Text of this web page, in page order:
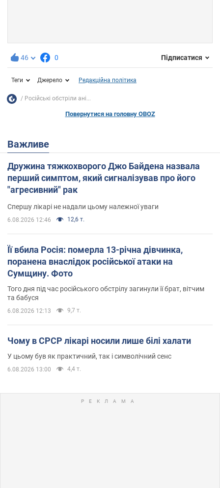
46 0 Підписатися
Теги Джерело Редакційна політика
Російські обстріли ані...
Повернутися на головну OBOZ
Важливе
Дружина тяжкохворого Джо Байдена назвала
перший симптом, який сигналізував про його
"агресивний" рак
Спершу лікарі не надали цьому належної уваги
6.08.2026 12:46 12,6 т.
Її вбила Росія: померла 13-річна дівчинка,
поранена внаслідок російської атаки на
Сумщину. Фото
Того дня під час російського обстрілу загинули її брат, вітчим
та бабуся
6.08.2026 12:13 9,7 т.
Чому в СРСР лікарі носили лише білі халати
У цьому був як практичний, так і символічний сенс
6.08.2026 13:00 4,4 т.